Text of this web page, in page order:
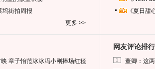
坞街拍周报
更多 >>
《夏日
映 章子怡范冰冰冯小刚捧场红毯
网友评论排行
1 董卿：这